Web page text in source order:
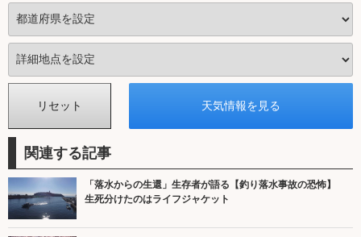
関連する記事
「落水からの生還」生存者が語る【釣り落水事故の恐怖】
生死分けたのはライフジャケット